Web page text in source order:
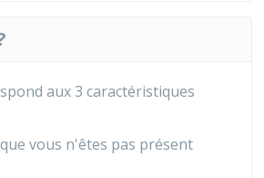
aux 3 caractéristiques
vous n'êtes pas présent